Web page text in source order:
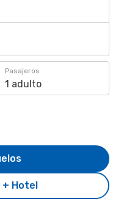
Pasajeros
1 adulto
+ Hotel